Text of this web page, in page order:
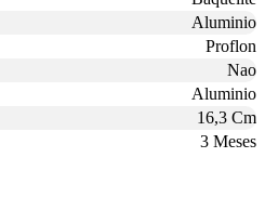
Aluminio
Proflon
Nao
Aluminio
16,3 Cm
3 Meses